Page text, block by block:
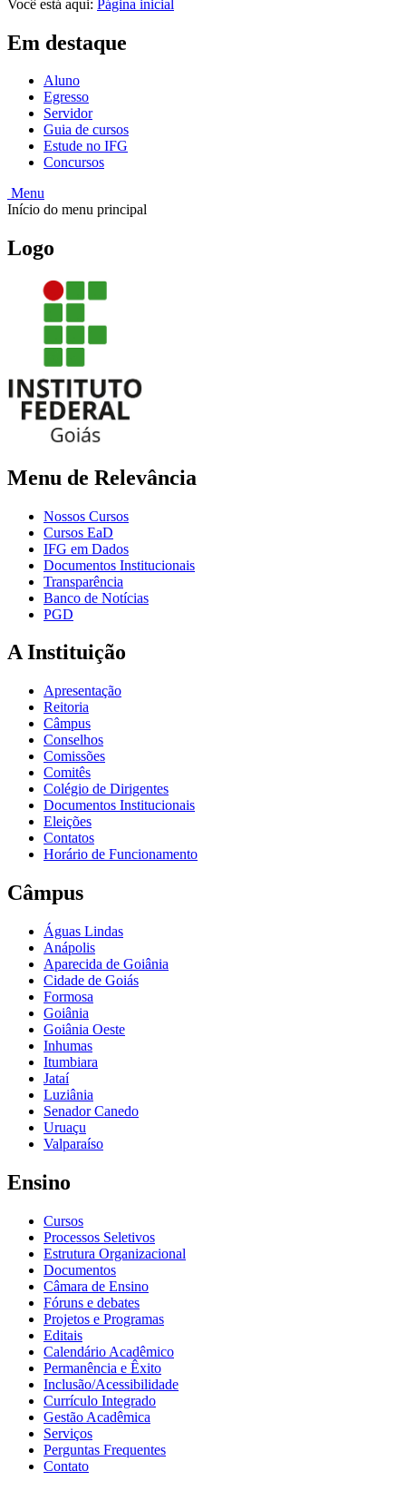
Você está aqui: Página inicial
Em destaque
Aluno
Egresso
Servidor
Guia de cursos
Estude no IFG
Concursos
Menu
Início do menu principal
Logo
Menu de Relevância
Nossos Cursos
Cursos EaD
IFG em Dados
Documentos Institucionais
Transparência
Banco de Notícias
PGD
A Instituição
Apresentação
Reitoria
Câmpus
Conselhos
Comissões
Comitês
Colégio de Dirigentes
Documentos Institucionais
Eleições
Contatos
Horário de Funcionamento
Câmpus
Águas Lindas
Anápolis
Aparecida de Goiânia
Cidade de Goiás
Formosa
Goiânia
Goiânia Oeste
Inhumas
Itumbiara
Jataí
Luziânia
Senador Canedo
Uruaçu
Valparaíso
Ensino
Cursos
Processos Seletivos
Estrutura Organizacional
Documentos
Câmara de Ensino
Fóruns e debates
Projetos e Programas
Editais
Calendário Acadêmico
Permanência e Êxito
Inclusão/Acessibilidade
Currículo Integrado
Gestão Acadêmica
Serviços
Perguntas Frequentes
Contato